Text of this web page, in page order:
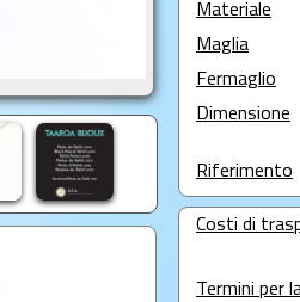
Materiale
Maglia
Fermaglio
Dimensione
Riferimento
Costi di
Termini per